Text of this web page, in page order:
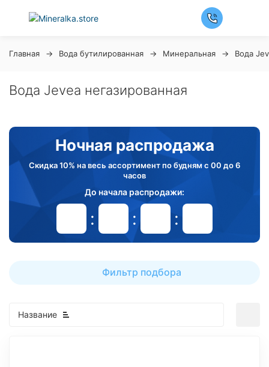
Главная Вода бутилированная Минеральная Вода
Вода Jevea негазированная
Ночная распродажа
Скидка 10% на весь ассортимент по будням с 00 до 6
часов
До начала распродажи:
Фильтр подбора
Название